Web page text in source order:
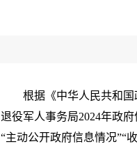
根据《中华人民共和国
退役军人事务局2024年政
“主动公开政府信息情况”“